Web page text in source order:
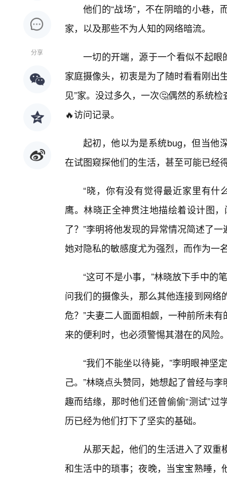
分享
他们的“战场”，不在阴暗的小巷
家，以及那些不为人知的网络暗流。
一切的开端，源于一个看似不起眼
家庭摄像头，初衷是为了随时看看刚出
见”家。没过多久，一次🤔偶然的系统
🔥访问记录。
起初，他以为是系统bug，但当
在试图窥探他们的生活，甚至可能已经
“晓，你有没有觉得最近家里有什
鹰。林晓正全神贯注地描绘着设计图
了？”李明将他发现的异常情况简述了
她对隐私的敏感度尤为强烈，而作为一
“这可不是小事，”林晓放下手中的
问我们的摄像头，那么其他连接到网
危？”夫妻二人面面相觑，一种前所未
来的便利时，也必须警惕其潜在的风险
“我们不能坐以待毙，”李明眼神坚
己。”林晓点头赞同，她想起了曾经与
趣而结缘，那时他们还曾偷偷“测试”
历已经为他们打下了坚实的基础。
从那天起，他们的生活进入了双
和生活中的琐事；夜晚，当宝宝熟睡，